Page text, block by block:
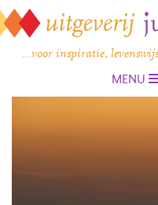
…voor inspiratie,
MENU